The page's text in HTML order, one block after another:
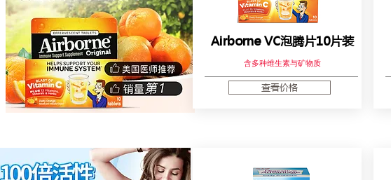
Airborne VC泡腾片10片装
含多种维生素与矿物质
查看价格